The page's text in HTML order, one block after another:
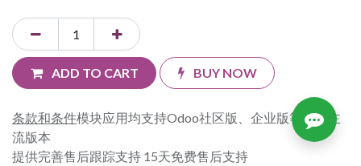
ADD TO CART BUY NOW
条款和条件模块应用均支持Odoo社区版、企业版等各个主
流版本
提供完善售后跟踪支持 15天免费售后支持